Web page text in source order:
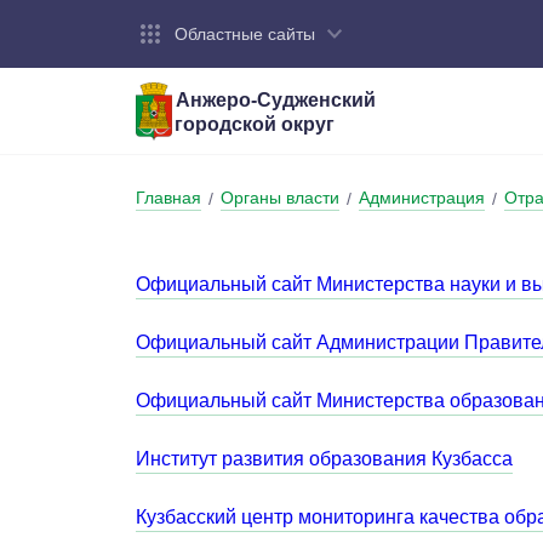
Областные сайты
Анжеро-Судженский
городской округ
Устав
Бюджет
Главная / Органы власти / Администрация /
Официальный сайт Министерства науки и
Официальный сайт Администрации
Официальный сайт Министерства
Институт развития образования Кузбасса
Кузбасский центр мониторинга качества